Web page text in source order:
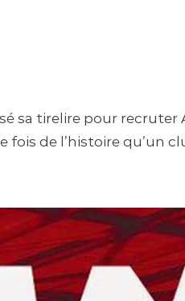
sa tirelire pour
fois de l’histoire